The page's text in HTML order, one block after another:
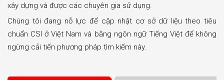
xây dựng và được các chuyên gia sử dụng.
Chúng tôi đang nỗ lực để cập nhật cơ sở dữ liệu theo tiêu
chuẩn CSI ở Việt Nam và bằng ngôn ngữ Tiếng Việt để không
ngừng cải tiến phương pháp tìm kiếm này.